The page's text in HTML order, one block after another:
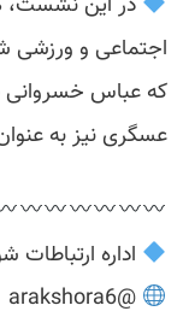
اجتماعی و ورزشی
که عباس خسروانی
عسگری نیز به
اداره ارتباطات
@arakshora6